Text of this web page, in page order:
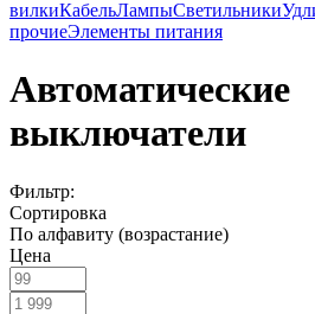
вилкиКабельЛампыСветильники
прочиеЭлементы питания
Автоматические
выключатели
Фильтр:
Сортировка
По алфавиту (возрастание)
Цена